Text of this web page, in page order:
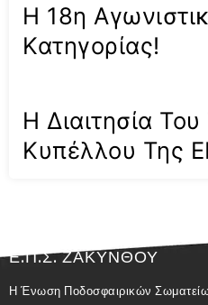
Η 18η
Κατηγορίας!
Η Διαιτησία
Κυπέλλου Της
Ε.Π.Σ. ΖΑΚΥΝΘΟΥ
Η Ένωση Ποδοσφαιρικών